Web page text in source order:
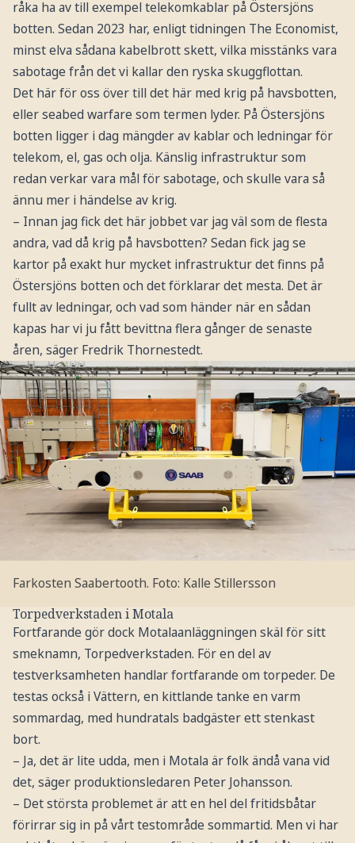
råka ha av till exempel telekomkablar på Östersjöns
botten. Sedan 2023 har, enligt tidningen The Economist,
minst elva sådana kabelbrott skett, vilka misstänks vara
sabotage från det vi kallar den ryska skuggflottan.
Det här för oss över till det här med krig på havsbotten,
eller seabed warfare som termen lyder. På Östersjöns
botten ligger i dag mängder av kablar och ledningar för
telekom, el, gas och olja. Känslig infrastruktur som
redan verkar vara mål för sabotage, och skulle vara så
ännu mer i händelse av krig.
– Innan jag fick det här jobbet var jag väl som de flesta
andra, vad då krig på havsbotten? Sedan fick jag se
kartor på exakt hur mycket infrastruktur det finns på
Östersjöns botten och det förklarar det mesta. Det är
fullt av ledningar, och vad som händer när en sådan
kapas har vi ju fått bevittna flera gånger de senaste
åren, säger Fredrik Thornestedt.
Farkosten Saabertooth. Foto: Kalle Stillersson
Torpedverkstaden i Motala
Fortfarande gör dock Motalaanläggningen skäl för sitt
smeknamn, Torpedverkstaden. För en del av
testverksamheten handlar fortfarande om torpeder. De
testas också i Vättern, en kittlande tanke en varm
sommardag, med hundratals badgäster ett stenkast
bort.
– Ja, det är lite udda, men i Motala är folk ändå vana vid
det, säger produktionsledaren Peter Johansson.
– Det största problemet är att en hel del fritidsbåtar
förirrar sig in på vårt testområde sommartid. Men vi har